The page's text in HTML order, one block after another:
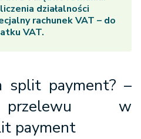
działalności
rachunek VAT – do
VAT.
split payment? –
przelewu w
payment